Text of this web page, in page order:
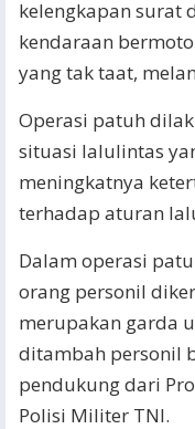
kelengkapan surat
kendaraan
yang tak taat,
Operasi patuh
situasi lalulintas
meningkatnya
terhadap aturan
Dalam operasi
orang personil
merupakan garda
ditambah personil
pendukung dari
Polisi Militer TNI.